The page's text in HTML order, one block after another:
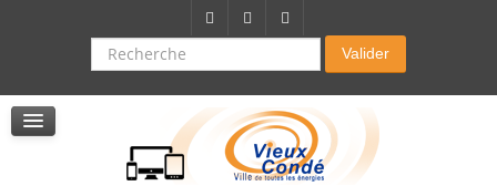
Recherche Valider
La résidence autonomie
Service de soins infirmers à domicile
Service d'aide à domicile
Pole multi services accompagnement seniors